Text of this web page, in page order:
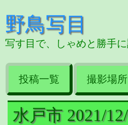
野鳥写目
写す目で、しゃめと勝手に
投稿一覧 撮影場所
水戸市 2021/